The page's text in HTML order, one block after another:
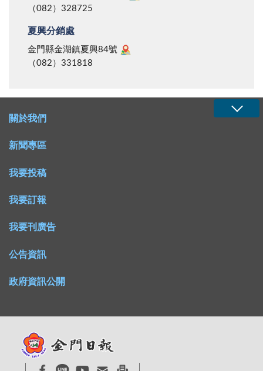
（082）328725
夏興分銷處
金門縣金湖鎮夏興84號
（082）331818
關於我們
新聞專區
我要投稿
我要訂報
我要刊廣告
公告資訊
政府資訊公開